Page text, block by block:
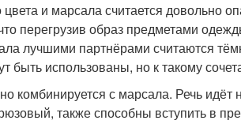
и марсала считается довольно
перегрузив образ предметами
лучшими партнёрами считаются
быть использованы, но к такому
комбинируется с марсала. Речь идёт
также способны вступить в